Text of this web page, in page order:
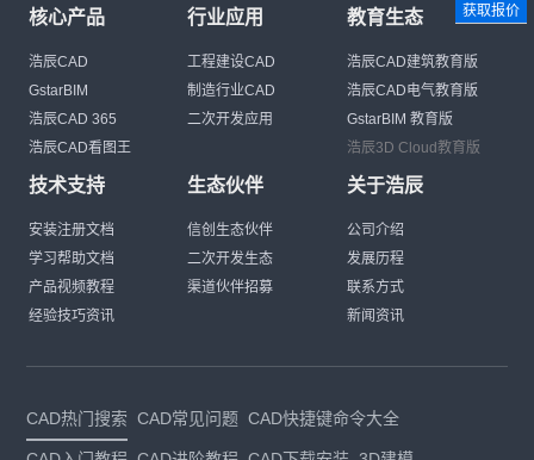
核心产品
浩辰CAD
GstarBIM
浩辰CAD 365
浩辰CAD看图王
行业应用
工程建设CAD
制造行业CAD
二次开发应用
教育生态
浩辰CAD建筑教育版
浩辰CAD电气教育版
GstarBIM 教育版
浩辰3D Cloud教育版
技术支持
安装注册文档
学习帮助文档
产品视频教程
经验技巧资讯
生态伙伴
信创生态伙伴
二次开发生态
渠道伙伴招募
关于浩辰
公司介绍
发展历程
联系方式
新闻资讯
CAD热门搜索 CAD常见问题 CAD快捷键命令大全
获取报价